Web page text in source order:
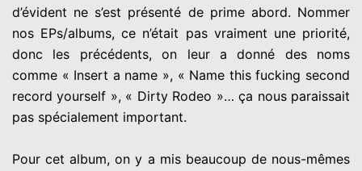
d’évident ne s’est présenté de prime abord. Nommer
nos EPs/albums, ce n’était pas vraiment une priorité,
donc les précédents, on leur a donné des noms
comme « Insert a name », « Name this fucking second
record yourself », « Dirty Rodeo »… ça nous paraissait
pas spécialement important.
Pour cet album, on y a mis beaucoup de nous-mêmes